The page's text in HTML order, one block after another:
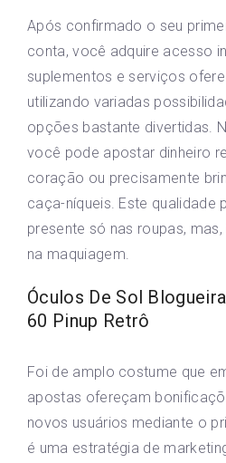
Após confirmado o seu
conta, você adquire acesso
suplementos e serviços
utilizando variadas
opções bastante divertidas.
você pode apostar dinheiro
coração ou precisamente
caça-níqueis. Este qualidade
presente só nas roupas,
na maquiagem.
Óculos De Sol
60 Pinup Retrô
Foi de amplo costume que
apostas ofereçam
novos usuários mediante o
é uma estratégia de